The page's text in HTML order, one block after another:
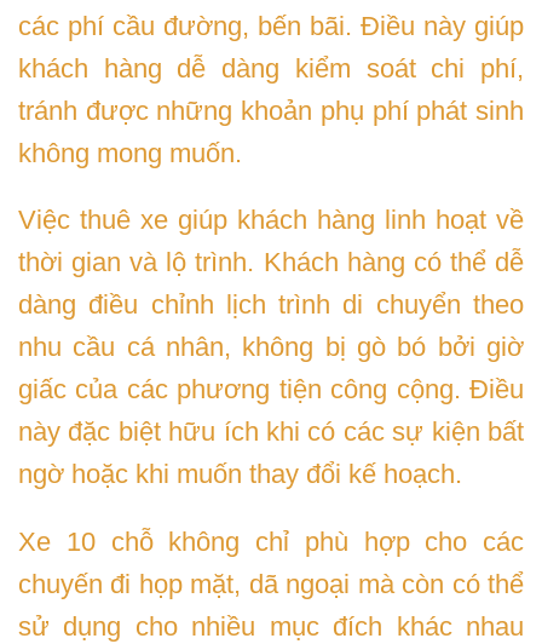
các phí cầu đường, bến bãi. Điều này giúp
khách hàng dễ dàng kiểm soát chi phí,
tránh được những khoản phụ phí phát sinh
không mong muốn.
Việc thuê xe giúp khách hàng linh hoạt về
thời gian và lộ trình. Khách hàng có thể dễ
dàng điều chỉnh lịch trình di chuyển theo
nhu cầu cá nhân, không bị gò bó bởi giờ
giấc của các phương tiện công cộng. Điều
này đặc biệt hữu ích khi có các sự kiện bất
ngờ hoặc khi muốn thay đổi kế hoạch.
Xe 10 chỗ không chỉ phù hợp cho các
chuyến đi họp mặt, dã ngoại mà còn có thể
sử dụng cho nhiều mục đích khác nhau